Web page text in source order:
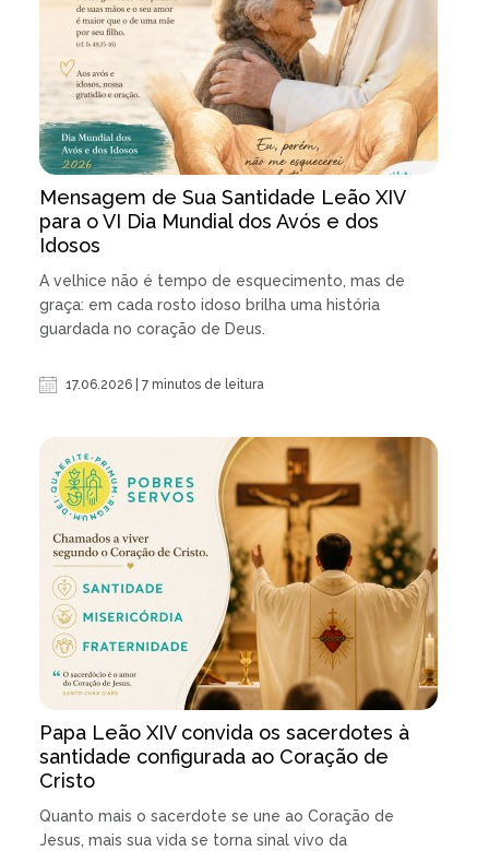
Mensagem de Sua Santidade Leão XIV
para o VI Dia Mundial dos Avós e dos
Idosos
A velhice não é tempo de esquecimento, mas de
graça: em cada rosto idoso brilha uma história
guardada no coração de Deus.
17.06.2026 | 7 minutos de leitura
Papa Leão XIV convida os sacerdotes à
santidade configurada ao Coração de
Cristo
Quanto mais o sacerdote se une ao Coração de
Jesus, mais sua vida se torna sinal vivo da